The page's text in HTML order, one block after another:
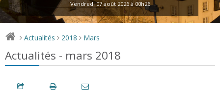
Vendredi 07 août 2026 à 00h26
> Actualités > 2018 > Mars
Actualités - mars 2018